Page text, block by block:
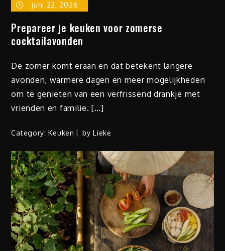
juni 22, 2026
Prepareer je keuken voor zomerse
cocktailavonden
De zomer komt eraan en dat betekent langere
avonden, warmere dagen en meer mogelijkheden
om te genieten van een verfrissend drankje met
vrienden en familie. […]
Category:Keuken byLieke